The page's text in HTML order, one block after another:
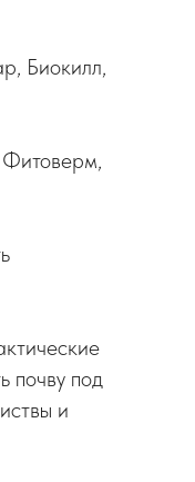
Биокилл,
Фитоверм,
почву под
и